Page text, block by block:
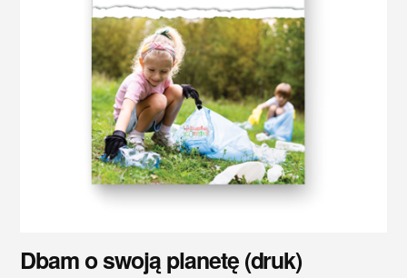
Dbam o swoją planetę (druk)